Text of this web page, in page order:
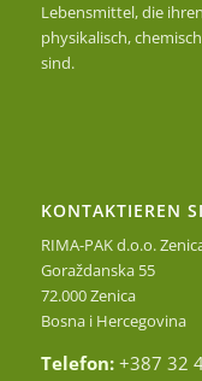
Lebensmittel, die
physikalisch,
sind.
KONTAKTIEREN
RIMA-PAK d.o.o.
Goraždanska 55
72.000 Zenica
Bosna i Hercegovina
Telefon: +387 32